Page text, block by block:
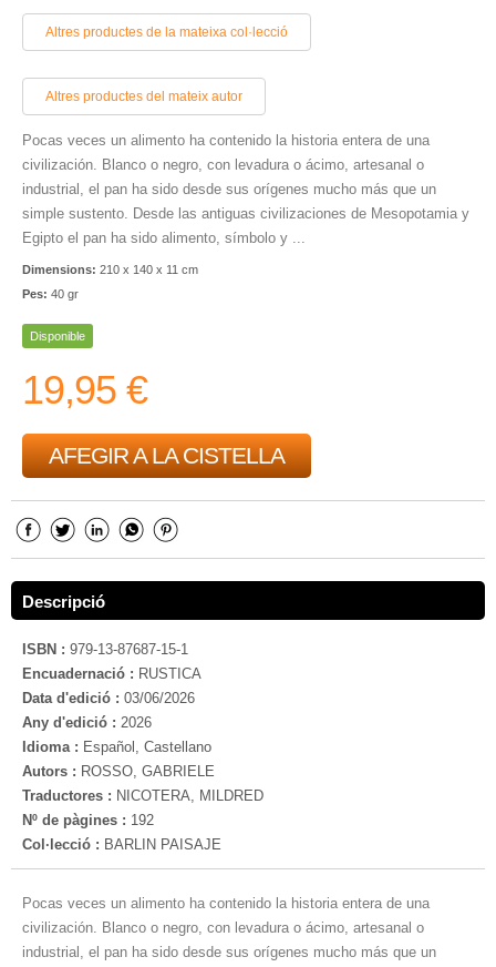
Altres productes de la mateixa col·lecció
Altres productes del mateix autor
Pocas veces un alimento ha contenido la historia entera de una
civilización. Blanco o negro, con levadura o ácimo, artesanal o
industrial, el pan ha sido desde sus orígenes mucho más que un
simple sustento. Desde las antiguas civilizaciones de Mesopotamia y
Egipto el pan ha sido alimento, símbolo y ...
Dimensions: 210 x 140 x 11 cm
Pes: 40 gr
Disponible
19,95 €
AFEGIR A LA CISTELLA
Descripció
ISBN : 979-13-87687-15-1
Encuadernació : RUSTICA
Data d'edició : 03/06/2026
Any d'edició : 2026
Idioma : Español, Castellano
Autors : ROSSO, GABRIELE
Traductores : NICOTERA, MILDRED
Nº de pàgines : 192
Col·lecció : BARLIN PAISAJE
Pocas veces un alimento ha contenido la historia entera de una
civilización. Blanco o negro, con levadura o ácimo, artesanal o
industrial, el pan ha sido desde sus orígenes mucho más que un